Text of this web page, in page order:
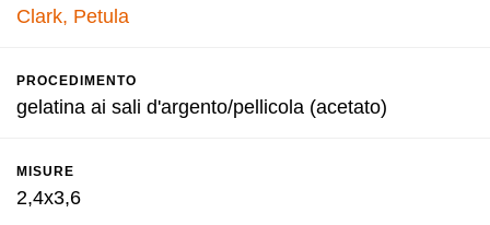
Clark, Petula
PROCEDIMENTO
gelatina ai sali d'argento/pellicola (acetato)
MISURE
2,4x3,6